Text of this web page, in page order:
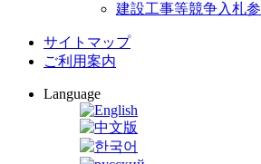
建設工事等競争入札
サイトマップ
ご利用案内
Language